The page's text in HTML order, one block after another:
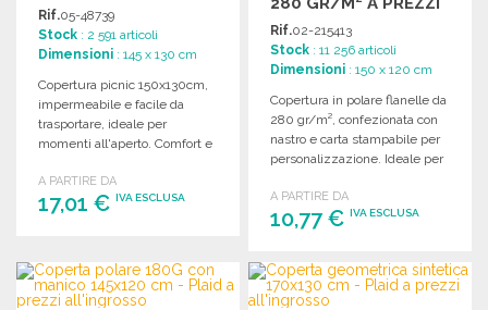
ALL'INGROSSO
Rif.05-48739
Stock : 2 591 articoli
Dimensioni : 145 x 130 cm
Copertura picnic 150x130cm,
impermeabile e facile da
trasportare, ideale per
momenti all'aperto. Comfort e
A PARTIRE DA
17,01 € IVA ESCLUSA
Richiedi un preventivo
ALL'INGROSSO
Rif.02-215413
Stock : 11 256 articoli
Dimensioni : 150 x 120 cm
Copertura in polare flanelle da
280 gr/m², confezionata con
nastro e carta stampabile per
personalizzazione. Ideale per
A PARTIRE DA
10,77 €IVA ESCLUSA
ORDINARE
Richiedi un preventivo